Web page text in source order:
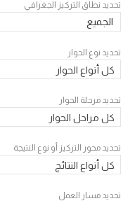
تحديد نطاق التركيز الجغرافي
الجميع
تحديد نوع الحوار
كل أنواع الحوار
تحديد مرحلة الحوار
كل مراحل الحوار
تحديد محور التركيز أو نوع النتيجة
كل أنواع النتائج
تحديد مسار العمل